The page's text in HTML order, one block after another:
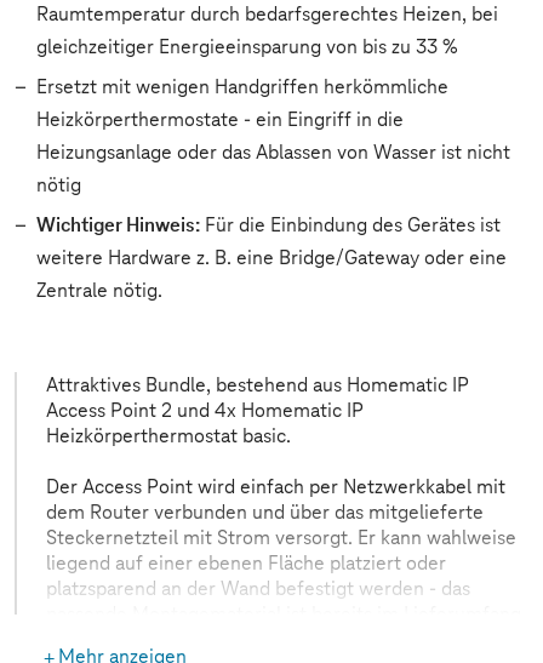
Raumtemperatur durch bedarfsgerechtes Heizen, bei
gleichzeitiger Energieeinsparung von bis zu 33 %
Ersetzt mit wenigen Handgriffen herkömmliche
Heizkörperthermostate - ein Eingriff in die
Heizungsanlage oder das Ablassen von Wasser ist nicht
nötig
Wichtiger Hinweis: Für die Einbindung des Gerätes ist
weitere Hardware z. B. eine Bridge/Gateway oder eine
Zentrale nötig.
Attraktives Bundle, bestehend aus Homematic IP
Access Point 2 und 4x Homematic IP
Heizkörperthermostat basic.
Der Access Point wird einfach per Netzwerkkabel mit
dem Router verbunden und über das mitgelieferte
Steckernetzteil mit Strom versorgt. Er kann wahlweise
liegend auf einer ebenen Fläche platziert oder
platzsparend an der Wand befestigt werden - das
Mehr anzeigen